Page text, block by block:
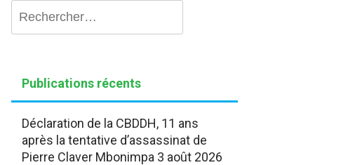
Publications récents
Déclaration de la CBDDH, 11 ans
après la tentative d’assassinat de
Pierre Claver Mbonimpa 3 août 2026